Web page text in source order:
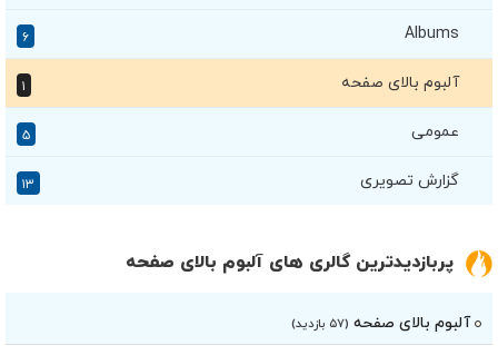
Albums ۶
آلبوم بالای صفحه
عمومی ۵
گزارش تصویری ۱۳
پربازدیدترین گالری های آلبوم بالای صفحه
آلبوم بالای صفحه (۵۷ بازدید)